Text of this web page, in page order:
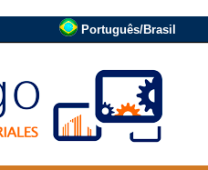
Português/Brasil